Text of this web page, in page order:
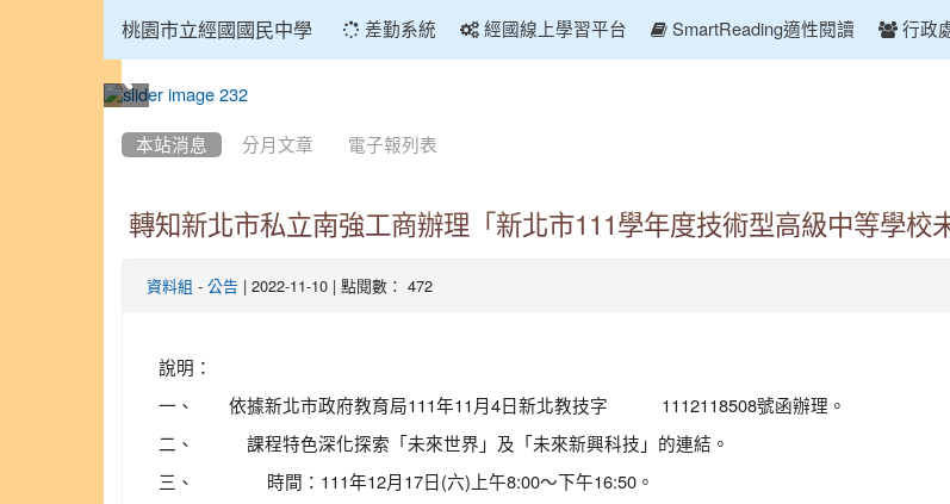
桃園市立經國國民中學 差勤系統 經國線上學習平台 SmartReading適性閱讀 行政
本站消息 分月文章 電子報列表
轉知新北市私立南強工商辦理「新北市111學年度技術型高級中等學校
資料組 - 公告 | 2022-11-10 | 點閱數： 472
說明：
一、
依據新北市政府教育局111年11月4日新北教技字 1112118508號函辦理。
二、
課程特色深化探索「未來世界」及「未來新興科技」的連結。
三、
時間：111年12月17日(六)上午8:00～下午16:50。